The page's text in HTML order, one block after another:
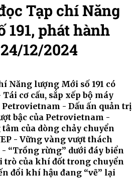
Tạp chí Năng
phát hành
12/2024
Năng lượng Mới số 191 có
cơ cấu, sắp xếp bộ máy
- Dấu ấn quản trị
bậc của Petrovietnam -
của dòng chảy chuyển
- Vững vàng vượt thách
“Trồng rừng” dưới đáy biển
trò của khí đốt trong chuyển
đổi khí hậu đang “vẽ” lại